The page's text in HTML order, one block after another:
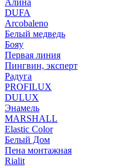
Алина
DUFA
Arcobaleno
Белый медведь
Бояу
Первая линия
Пингвин, эксперт
Радуга
PROFILUX
DULUX
Энамель
MARSHALL
Elastic Color
Белый Дом
Пена монтажная
Rialit